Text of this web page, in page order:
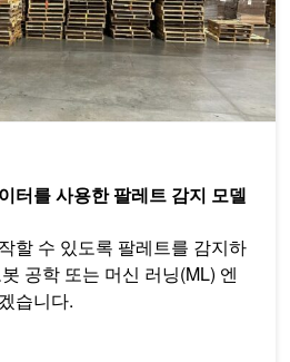
터를 사용한 팔레트 감지 모델
할 수 있도록 팔레트를 감지하
공학 또는 머신 러닝(ML) 엔
습니다.